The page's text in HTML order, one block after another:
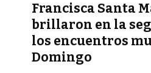
Francisca Santa
brillaron en la
los encuentros
Domingo